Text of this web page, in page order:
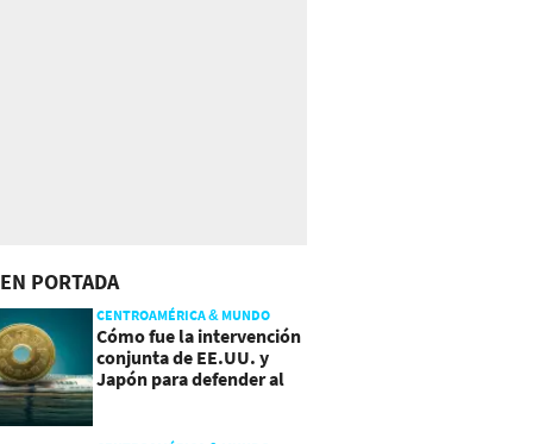
EN PORTADA
CENTROAMÉRICA & MUNDO
Cómo fue la intervención
conjunta de EE.UU. y
Japón para defender al